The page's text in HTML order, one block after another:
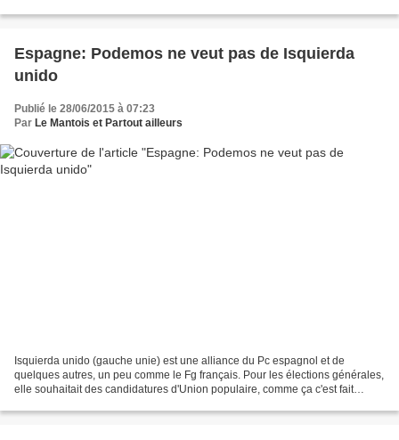
Espagne: Podemos ne veut pas de Isquierda
unido
Publié le 28/06/2015 à 07:23
Par Le Mantois et Partout ailleurs
Isquierda unido (gauche unie) est une alliance du Pc espagnol et de
quelques autres, un peu comme le Fg français. Pour les élections générales,
elle souhaitait des candidatures d'Union populaire, comme ça c'est fait